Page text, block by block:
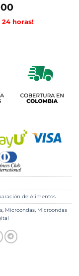
El
precio
actual
24 horas!
de Alimentos
, Microondas, Microondas